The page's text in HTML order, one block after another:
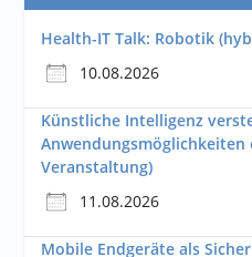
Health-IT Talk: Robotik
10.08.2026
Künstliche Intelligenz
Anwendungsmöglichkeiten
Veranstaltung)
11.08.2026
Mobile Endgeräte als